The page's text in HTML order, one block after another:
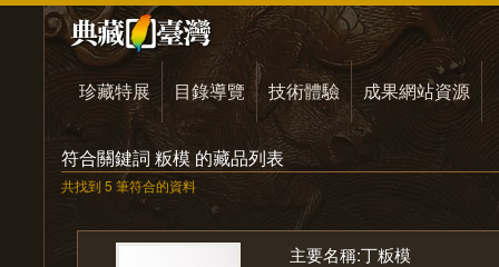
珍藏特展 目錄導覽 技術體驗 成果網站資源
符合關鍵詞 粄模 的藏品列表
共找到 5 筆符合的資料
主要名稱:丁粄模